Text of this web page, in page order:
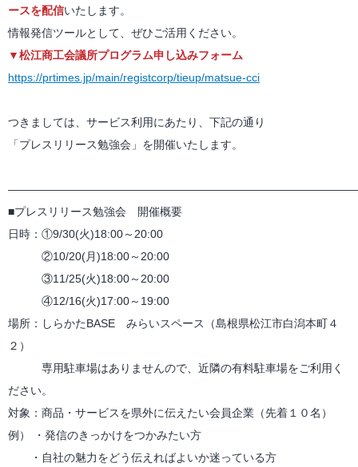
ースを配信いたします。
情報発信ツールとして、ぜひご活用ください。
▼松江商工会議所プログラム申し込みフォーム
https://prtimes.jp/main/registcorp/tieup/matsue-cci
つきましては、サービス利用にあたり、下記の通り
「プレスリリース勉強会」を開催いたします。
■プレスリリース勉強会 開催概要
日時：①9/30(火)18:00～20:00
②10/20(月)18:00～20:00
③11/25(火)18:00～20:00
④12/16(火)17:00～19:00
場所：しらかたBASE みらいスペース（島根県松江市白潟本町４
２）
専用駐車場はありませんので、近隣の有料駐車場をご利用く
ださい。
対象：商品・サービスを県外に伝えたい会員企業（先着１０名）
例） ・発信のきっかけをつかみたい方
・自社の魅力をどう伝えればよいか迷っている方